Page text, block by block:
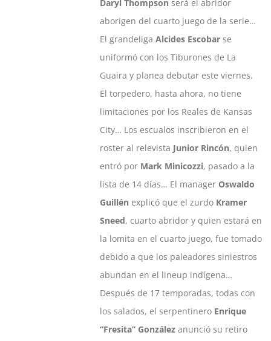
Daryl Thompson será el abridor
aborigen del cuarto juego de la serie…
El grandeliga Alcides Escobar se
uniformó con los Tiburones de La
Guaira y planea debutar este viernes.
El torpedero, hasta ahora, no tiene
limitaciones por los Reales de Kansas
City… Los escualos inscribieron en el
roster al relevista Junior Rincón, quien
entró por Mark Minicozzi, pasado a la
lista de 14 días… El manager Oswaldo
Guillén explicó que el zurdo Kramer
Sneed, cuarto abridor y quien estará en
la lomita en el cuarto juego, fue tomado
debido a que los paleadores siniestros
abundan en el lineup indígena…
Después de 17 temporadas, todas con
los salados, el serpentinero Enrique
“Fresita” González anunció su retiro